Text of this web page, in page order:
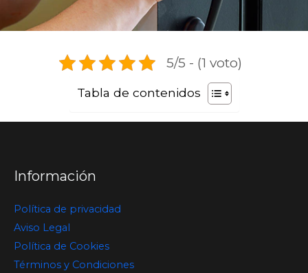
5/5 - (1 voto)
Tabla de contenidos
Información
Política de privacidad
Aviso Legal
Política de Cookies
Términos y Condiciones